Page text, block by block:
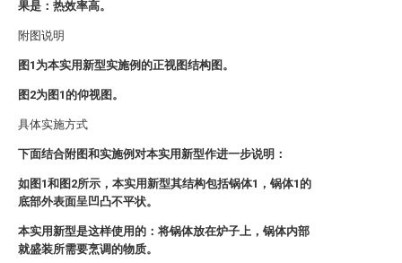
果是：热效率高。
附图说明
图1为本实用新型实施例的正视图结构图。
图2为图1的仰视图。
具体实施方式
下面结合附图和实施例对本实用新型作进一步说明：
如图1和图2所示，本实用新型其结构包括锅体1，锅体1的
底部外表面呈凹凸不平状。
本实用新型是这样使用的：将锅体放在炉子上，锅体内部
就盛装所需要烹调的物质。